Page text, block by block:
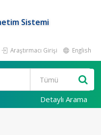
Sistemi
Araştırmacı Girişi English
Detaylı Arama